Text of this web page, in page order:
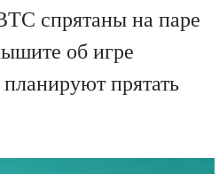
спрятаны на паре
об игре
прятать